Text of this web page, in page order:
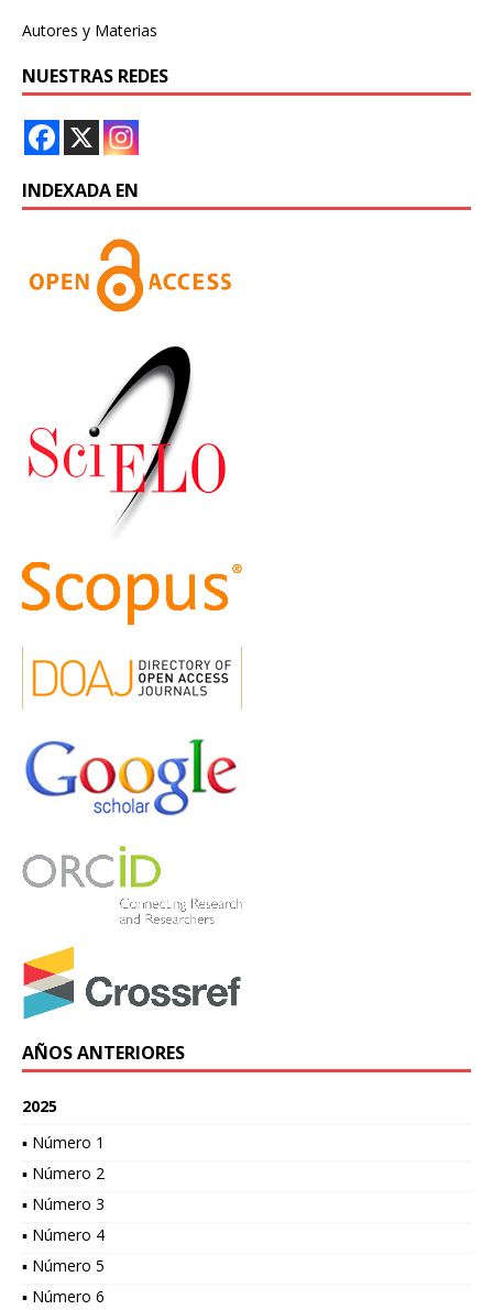
Autores y Materias
NUESTRAS REDES
INDEXADA EN
AÑOS ANTERIORES
2025
▪ Número 1
▪ Número 2
▪ Número 3
▪ Número 4
▪ Número 5
▪ Número 6